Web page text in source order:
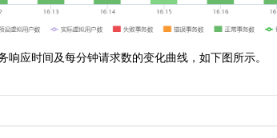
应时间及每分钟请求数的变化曲线，如下图所示。